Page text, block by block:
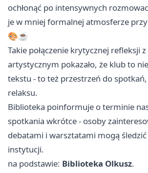
ochłonąć po intensywnych
je w mniej formalnej atmosferze
🎨☕
Takie połączenie krytycznej refleksji
artystycznym pokazało, że klub to
tekstu - to też przestrzeń do
relaksu.
Biblioteka poinformuje o terminie
spotkania wkrótce - osoby
debatami i warsztatami mogą śledzić
instytucji.
na podstawie: Biblioteka Olkusz.